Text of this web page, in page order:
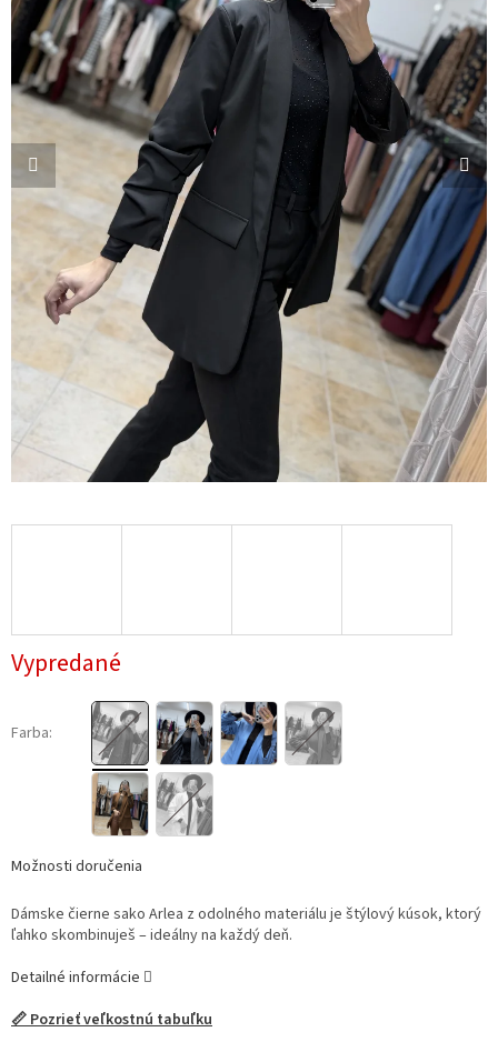
Vypredané
Farba:
Možnosti doručenia
Dámske čierne sako Arlea z odolného materiálu je štýlový kúsok, ktorý
ľahko skombinuješ – ideálny na každý deň.
Detailné informácie
📏 Pozrieť veľkostnú tabuľku